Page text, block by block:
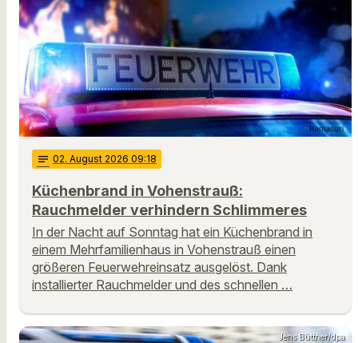
notes 02. August 2026 09:18
Küchenbrand in Vohenstrauß:
Rauchmelder verhindern Schlimmeres
In der Nacht auf Sonntag hat ein Küchenbrand in
einem Mehrfamilienhaus in Vohenstrauß einen
größeren Feuerwehreinsatz ausgelöst. Dank
installierter Rauchmelder und des schnellen …
Jens Büttner/dpa